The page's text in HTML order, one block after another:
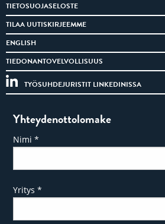
TIETOSUOJASELOSTE
TILAA UUTISKIRJEEMME
ENGLISH
TIEDONANTOVELVOLLISUUS
TYÖSUHDEJURISTIT LINKEDINISSA
Yhteydenottolomake
Nimi*
Yritys*